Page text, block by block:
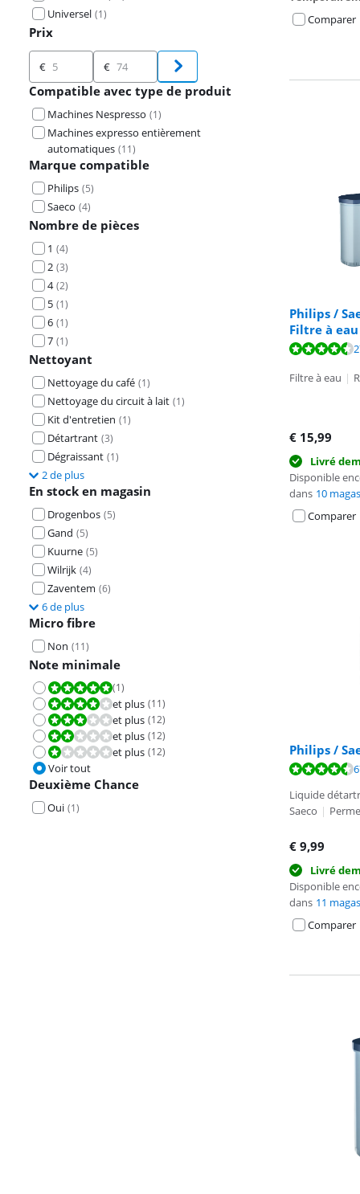
Universel (1)
Prix
Prix
€ €
Compatible avec type de produit
Machines Nespresso (1)
Machines expresso entièrement
automatiques (11)
Marque compatible
Philips (5)
Saeco (4)
Nombre de pièces
1 (4)
2 (3)
4 (2)
5 (1)
6 (1)
7 (1)
Nettoyant
Nettoyage du café (1)
Nettoyage du circuit à lait (1)
Kit d'entretien (1)
Détartrant (3)
Dégraissant (1)
2 de plus
En stock en magasin
Drogenbos (5)
Gand (5)
Kuurne (5)
Wilrijk (4)
Zaventem (6)
6 de plus
Micro fibre
Non (11)
Note minimale
La note est 10 sur 10.
(1)
La note est 8,0 sur 10.
et plus (11)
La note est 6,0 sur 10.
et plus (12)
La note est 4,0 sur 10.
et plus (12)
La note est 2,0 sur 10.
et plus (12)
Voir tout
Deuxième Chance
Oui (1)
Comparer
Philips /
Filtre à eau
La note est de
Filtre à eau |
€ 15,99
Livré
Disponible
dans 10
Comparer
La note est de
La note est de
Philips /
La note est de
Liquide
Saeco |
€ 9,99
Livré
Disponible
dans 11
Comparer
La note est de